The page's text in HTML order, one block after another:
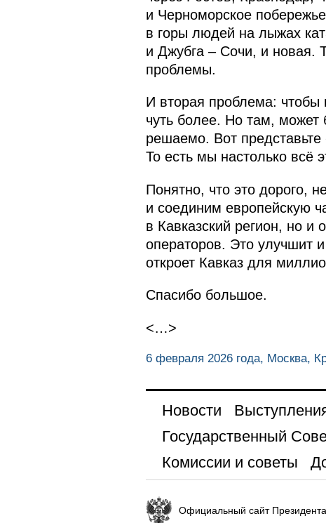
и Черноморское
в горы людей на лыжах
и Джубга – Сочи, и новая.
проблемы.
И вторая проблема: чтобы
чуть более. Но там, может
решаемо. Вот
То есть мы настолько всё
Понятно, что это дорого,
и соединим европейскую
в Кавказский регион, но и
операторов. Это улучшит
откроет Кавказ для
Спасибо большое.
<…>
6 февраля 2026 года, Москва,
Новости
Государственный
Комиссии и советы
Официальный сайт